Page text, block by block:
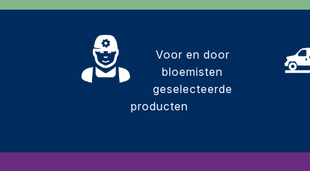
Voor en door
bloemisten
geselecteerde
producten